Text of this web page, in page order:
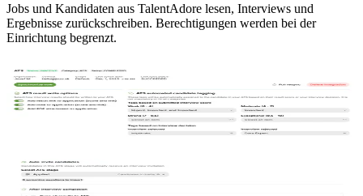
Jobs und Kandidaten aus TalentAdore lesen, Interviews und
Ergebnisse zurückschreiben. Berechtigungen werden bei der
Einrichtung begrenzt.
Verbindung zu TalentAdore verwalten
Verbinden Sie TalentAdore einmal, wählen Sie, wo
Interviewergebnisse gespeichert werden, und taggen Sie
Kandidaten, damit Ihr Team sie im Workflow findet.
Konfiguration pro Interview